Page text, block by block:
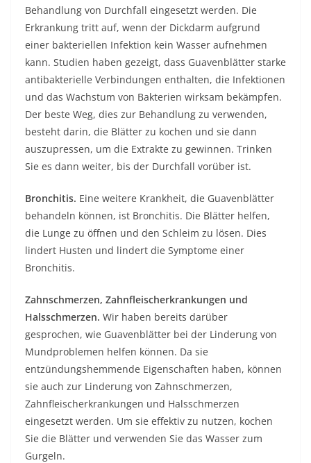
Behandlung von Durchfall eingesetzt werden. Die
Erkrankung tritt auf, wenn der Dickdarm aufgrund
einer bakteriellen Infektion kein Wasser aufnehmen
kann. Studien haben gezeigt, dass Guavenblätter starke
antibakterielle Verbindungen enthalten, die Infektionen
und das Wachstum von Bakterien wirksam bekämpfen.
Der beste Weg, dies zur Behandlung zu verwenden,
besteht darin, die Blätter zu kochen und sie dann
auszupressen, um die Extrakte zu gewinnen. Trinken
Sie es dann weiter, bis der Durchfall vorüber ist.
Bronchitis. Eine weitere Krankheit, die Guavenblätter
behandeln können, ist Bronchitis. Die Blätter helfen,
die Lunge zu öffnen und den Schleim zu lösen. Dies
lindert Husten und lindert die Symptome einer
Bronchitis.
Zahnschmerzen, Zahnfleischerkrankungen und
Halsschmerzen. Wir haben bereits darüber
gesprochen, wie Guavenblätter bei der Linderung von
Mundproblemen helfen können. Da sie
entzündungshemmende Eigenschaften haben, können
sie auch zur Linderung von Zahnschmerzen,
Zahnfleischerkrankungen und Halsschmerzen
eingesetzt werden. Um sie effektiv zu nutzen, kochen
Sie die Blätter und verwenden Sie das Wasser zum
Gurgeln.